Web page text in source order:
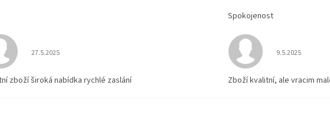
Spokojenost
Hodnocení obchodu je 5 z 5 hvězdiček.
27.5.2025
zboží široká nabídka rychlé zaslání
Hodnocení
9.5.2025
Zboží kvalitní, ale vracim